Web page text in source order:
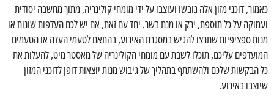
כאמור, דוכני מזון אלה גובשו ועוצבו על ידי מומחי קולינריה, מתוך מחשבה יסודית
ועמוקה על כל תוספת, ירק או מנת בשר. יחד עם זאת, אם יש לכם העדפות שונות או
מנות ספציפיות שתרצו להגיש במסגרת האירוע, בהתאם לטעמי העדה או הטעמים
המועדפים עליכם, תוכלו לשבת עם מומחי הקולינריה של מאסטר מיט, להעלות את
כל הבקשות שלכם ולהשתתף בתהליך של גיבוש מנות יוצאות דופן לדוכני המזון
שיוצבו באירוע.